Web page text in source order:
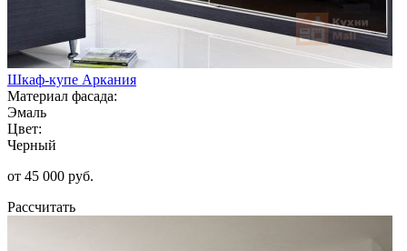
Шкаф-купе Аркания
Материал фасада:
Эмаль
Цвет:
Черный
от 45 000 руб.
Рассчитать